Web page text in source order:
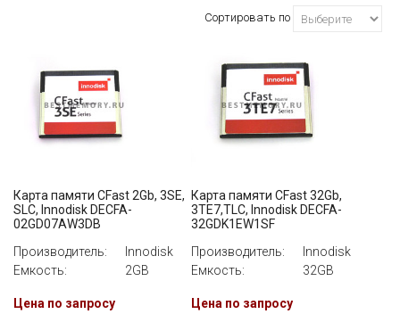
ВСЕ
ИНТЕРФЕЙС
ВСЕ
Сортировать по
Карта памяти CFast 2Gb, 3SE,
SLC, Innodisk DECFA-
02GD07AW3DB
Производитель:
Innodisk
Емкость:
2GB
Цена по запросу
Карта памяти CFast 32Gb,
3TE7,TLC, Innodisk DECFA-
32GDK1EW1SF
Производитель:
Innodisk
Емкость:
32GB
Цена по запросу